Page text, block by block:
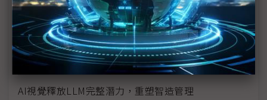
技嘉發表開創性的Z890主機板 展現真AI 制霸效能無
極限
昕力資訊與iKala攜手拓展東南亞市場 首站支援越南製
造業和金融業上雲
AI視覺釋放LLM完整潛力，重塑智造管理